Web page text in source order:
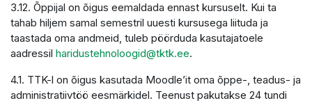
3.12. Õppijal on õigus eemaldada ennast kursuselt. Kui ta
tahab hiljem samal semestril uuesti kursusega liituda ja
taastada oma andmeid, tuleb pöörduda kasutajatoele
aadressil haridustehnoloogid@tktk.ee.
4.1. TTK-l on õigus kasutada Moodle’it oma õppe-, teadus- ja
administratiivtöö eesmärkidel. Teenust pakutakse 24 tundi